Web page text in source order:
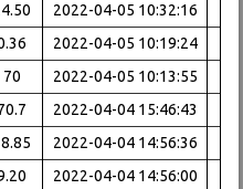
2022-04-05 10:32:16
2022-04-05 10:19:24
70
2022-04-05 10:13:55
2022-04-04 15:46:43
2022-04-04 14:56:36
2022-04-04 14:56:00